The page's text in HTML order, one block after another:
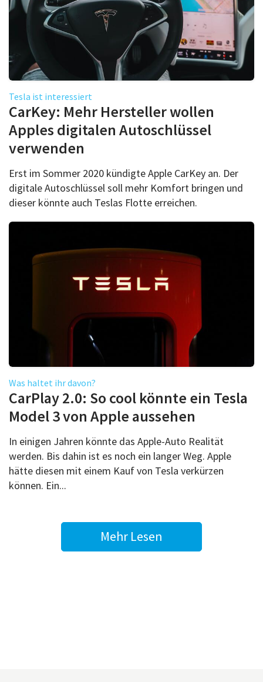
Tesla ist interessiert
CarKey: Mehr Hersteller wollen
Apples digitalen Autoschlüssel
verwenden
Erst im Sommer 2020 kündigte Apple CarKey an. Der
digitale Autoschlüssel soll mehr Komfort bringen und
dieser könnte auch Teslas Flotte erreichen.
Was haltet ihr davon?
CarPlay 2.0: So cool könnte ein Tesla
Model 3 von Apple aussehen
In einigen Jahren könnte das Apple-Auto Realität
werden. Bis dahin ist es noch ein langer Weg. Apple
hätte diesen mit einem Kauf von Tesla verkürzen
können. Ein...
Mehr Lesen